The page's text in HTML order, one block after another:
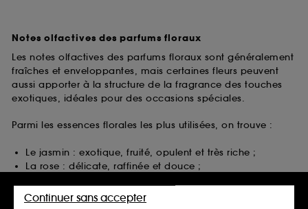
Notes olfactives des parfums floraux
Les notes olfactives des parfums floraux sont généralement
fraîches et enveloppantes, mais certaines fleurs peuvent
aussi apporter à la structure de la fragrance des touches
exotiques, idéales pour des occasions spéciales.
Parmi les essences florales les plus utilisées, on trouve :
Le jasmin : exotique, fruité, opulent et très riche ;
La rose : délicate, raffinée et douce ;
Le muguet : très délicat, frais et doux, parfait pour les
Continuer sans accepter